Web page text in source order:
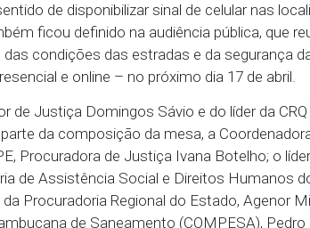
de Terras e Reforma Agrária
(INCRA) sobre a regularização
Municipal de Segurança,
Municipal –, e o Departamento
Ministério das Telecomunicações, o
no sentido de disponibilizar sinal de
também ficou definido na audiência